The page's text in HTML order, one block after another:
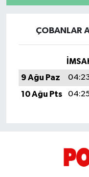
ÇOBANLAR
9 Ağu Paz
10 Ağu Pts
Manyas
OTOMOTİV
Savaştepe